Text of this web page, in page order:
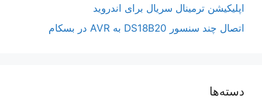
اپلیکیشن ترمینال سریال برای اندروید
اتصال چند سنسور DS18B20 به AVR در بسکام
دسته‌ها